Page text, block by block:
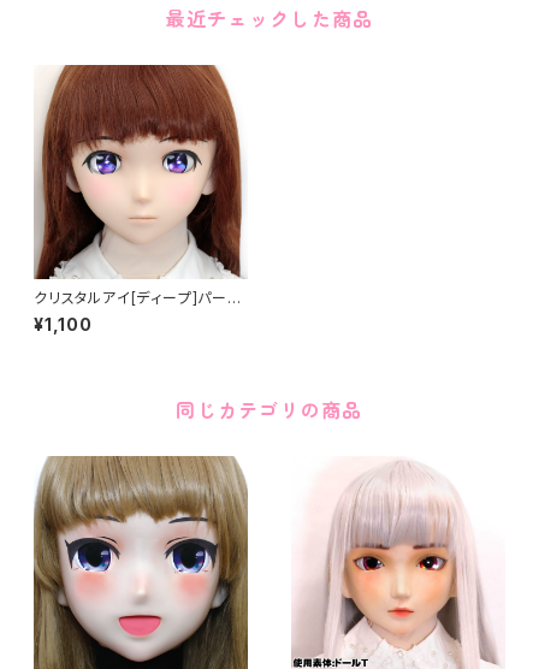
最近チェックした商品
クリスタルアイ[ディープ]パープ
ル Crystal Eye[DEEP]Purple
¥1,100
同じカテゴリの商品